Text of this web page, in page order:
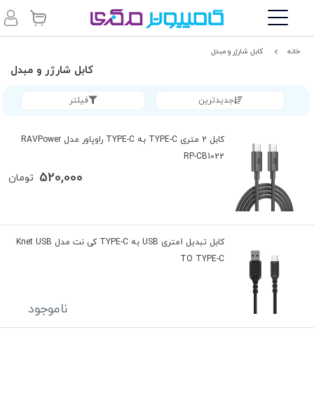
خانه کابل شارژر و مبدل
کابل شارژر و مبدل
جدیدترین فیلتر
کابل 2 متری TYPE-C به TYPE-C راوپاور مدل RAVPower
RP-CB1022
تومان 520,000
کابل تبدیل 1متری USB به TYPE-C کی نت مدل Knet USB
TO TYPE-C
ناموجود